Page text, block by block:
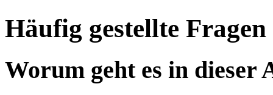
Häufig gestellte Fragen
Worum geht es in dieser